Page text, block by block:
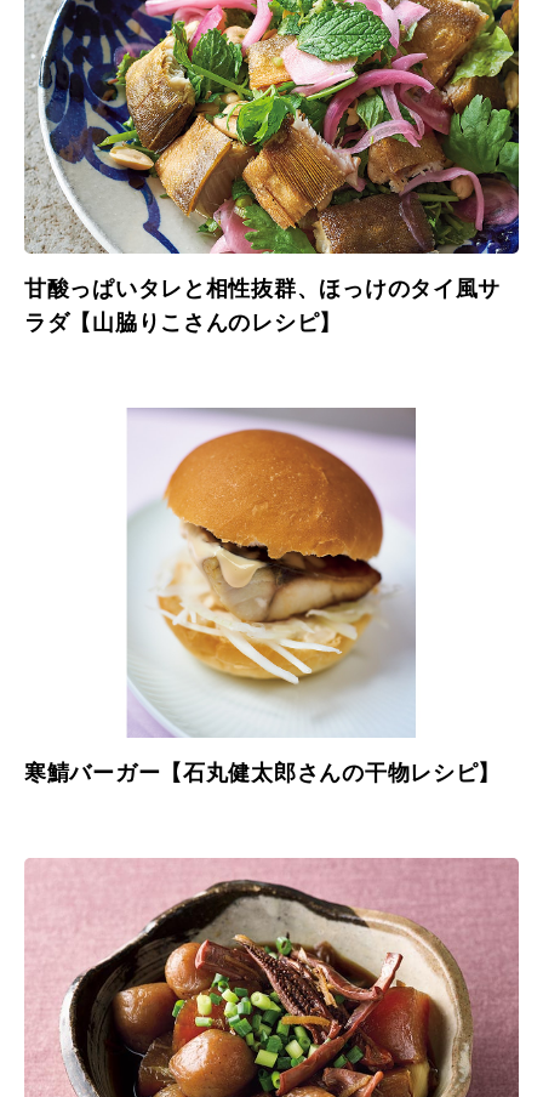
甘酸っぱいタレと相性抜群、ほっけのタイ風サ
ラダ【山脇りこさんのレシピ】
寒鯖バーガー【石丸健太郎さんの干物レシピ】